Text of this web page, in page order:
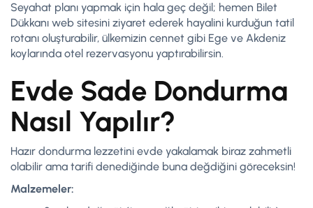
Seyahat planı yapmak için hala geç değil; hemen Bilet
Dükkanı web sitesini ziyaret ederek hayalini kurduğun tatil
rotanı oluşturabilir, ülkemizin cennet gibi Ege ve Akdeniz
koylarında otel rezervasyonu yaptırabilirsin.
Evde Sade Dondurma
Nasıl Yapılır?
Hazır dondurma lezzetini evde yakalamak biraz zahmetli
olabilir ama tarifi denediğinde buna değdiğini göreceksin!
Malzemeler: